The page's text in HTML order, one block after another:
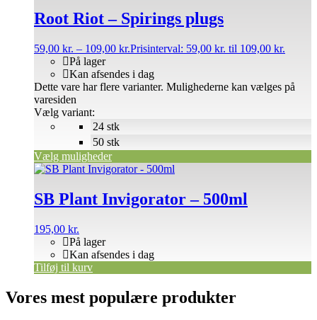
Root Riot – Spirings plugs
59,00 kr. – 109,00 kr.Prisinterval: 59,00 kr. til 109,00 kr.
På lager
Kan afsendes i dag
Vælg variant:
Vælg muligheder
Dette vare har flere varianter. Mulighederne kan vælges på
varesiden
24 stk
50 stk
SB Plant Invigorator – 500ml
195,00 kr.
På lager
Kan afsendes i dag
Tilføj til kurv
Vores mest populære produkter